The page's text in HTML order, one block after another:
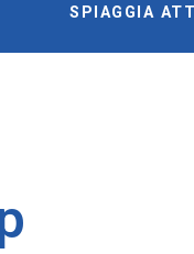
SPIAGGIA